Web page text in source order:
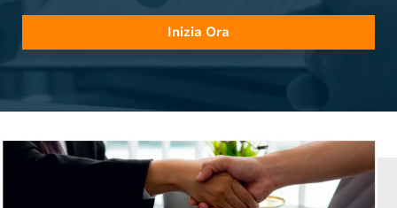
Inizia Ora